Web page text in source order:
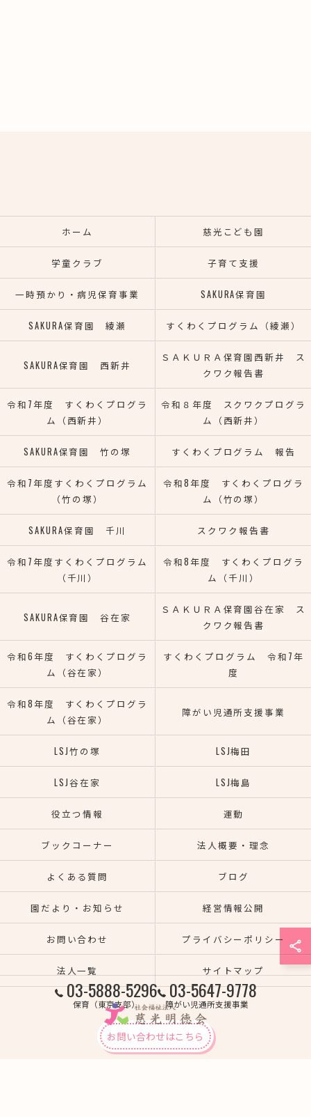
03-5888-5296
保育（東京支部）
03-5647-9778
障がい児通所支援事業
お問い合わせはこちら
ホーム 慈光こども園
学童クラブ 子育て支援
一時預かり・病児保育事業 SAKURA保育園
SAKURA保育園 綾瀬 すくわくプログラム（綾瀬）
SAKURA保育園 西新井
ＳＡＫＵＲＡ保育園西新井 ス
クワク報告書
令和7年度 すくわくプログラ
ム（西新井）
令和８年度 スクワクプログラ
ム（西新井）
SAKURA保育園 竹の塚 すくわくプログラム 報告
令和7年度すくわくプログラム
（竹の塚）
令和8年度 すくわくプログラ
ム（竹の塚）
SAKURA保育園 千川 スクワク報告書
令和7年度すくわくプログラム
（千川）
令和8年度 すくわくプログラ
ム（千川）
SAKURA保育園 谷在家
ＳＡＫＵＲＡ保育園谷在家 ス
クワク報告書
令和6年度 すくわくプログラ
ム（谷在家）
すくわくプログラム 令和7年
度
令和8年度 すくわくプログラ
ム（谷在家）
障がい児通所支援事業
LSJ竹の塚 LSJ梅田
LSJ谷在家 LSJ梅島
役立つ情報 運動
ブックコーナー 法人概要・理念
よくある質問 ブログ
園だより・お知らせ 経営情報公開
お問い合わせ プライバシーポリシー
法人一覧 サイトマップ
© 2026 熊本の保育園なら社会福祉法人慈光明徳会 ALL RIGHTS RESERVED.